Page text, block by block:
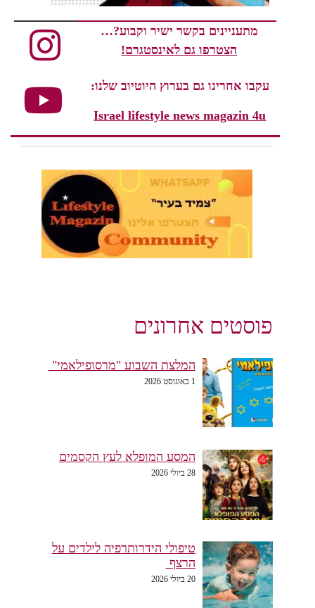
מתעניינים בקשר ישיר וקבוע?…
הצטרפו גם לאינסטגרם!
עקבו אחרינו גם בערוץ היוטיוב שלנו:
Israel lifestyle news magazin 4u
פוסטים אחרונים
המלצת השבוע "מרסופילאמי"
1 באוגוסט 2026
המסע המופלא לעץ הקסמים
28 ביולי 2026
טיפולי הידרותרפיה לילדים על
הרצף
20 ביולי 2026